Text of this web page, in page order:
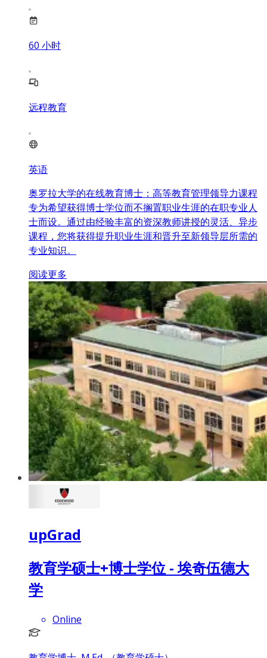
60 小时
远程教育
英语
奥罗拉大学的在线教育博士：高等教育管理领导力课程
专为希望获得博士学位而不搁置职业生涯的在职专业人
士而设。通过由经验丰富的资深教师讲授的灵活、异步
课程，您将获得提升职业生涯和晋升至新领导层所需的
专业知识。
阅读更多
upGrad
教育学硕士+博士学位 - 埃奇伍德大
学
Online